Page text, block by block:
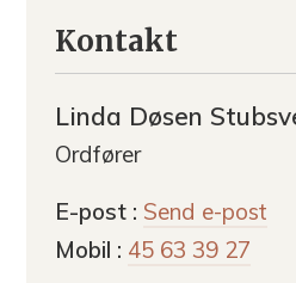
Kontakt
Linda Døsen
Ordfører
E-post
Send e-post
Mobil 45 63 39 27